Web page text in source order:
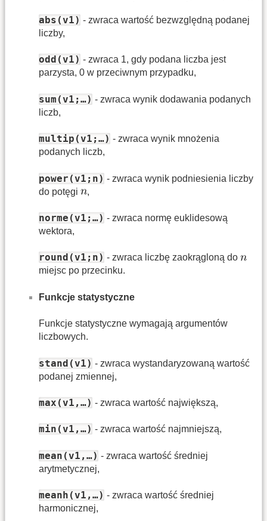
abs(v1) - zwraca wartość bezwzględną podanej
liczby,
odd(v1) - zwraca 1, gdy podana liczba jest
parzysta, 0 w przeciwnym przypadku,
sum(v1;…) - zwraca wynik dodawania podanych
liczb,
multip(v1;…) - zwraca wynik mnożenia
podanych liczb,
power(v1;n) - zwraca wynik podniesienia liczby
do potęgi
,
norme(v1;…) - zwraca normę euklidesową
wektora,
round(v1;n) - zwraca liczbę zaokrągloną do
miejsc po przecinku.
Funkcje statystyczne
Funkcje statystyczne wymagają argumentów
liczbowych.
stand(v1) - zwraca wystandaryzowaną wartość
podanej zmiennej,
max(v1,…) - zwraca wartość największą,
min(v1,…) - zwraca wartość najmniejszą,
mean(v1,…) - zwraca wartość średniej
arytmetycznej,
meanh(v1,…) - zwraca wartość średniej
harmonicznej,